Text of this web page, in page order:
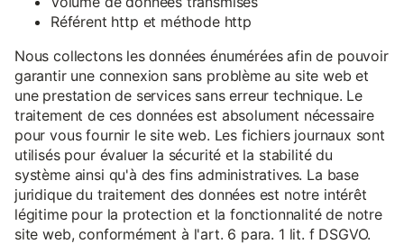
Référent http et méthode http
Nous collectons les données énumérées afin de pouvoir
garantir une connexion sans problème au site web et
une prestation de services sans erreur technique. Le
traitement de ces données est absolument nécessaire
pour vous fournir le site web. Les fichiers journaux sont
utilisés pour évaluer la sécurité et la stabilité du
système ainsi qu'à des fins administratives. La base
juridique du traitement des données est notre intérêt
légitime pour la protection et la fonctionnalité de notre
site web, conformément à l'art. 6 para. 1 lit. f DSGVO.